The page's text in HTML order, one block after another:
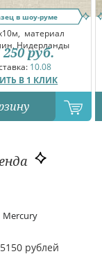
в шоу-руме
материал
Нидерланды
10.08
В 1 КЛИК
250 руб.
Mercury
рублей